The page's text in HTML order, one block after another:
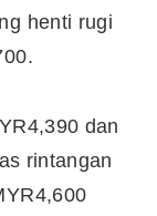
henti rugi
dan
rintangan